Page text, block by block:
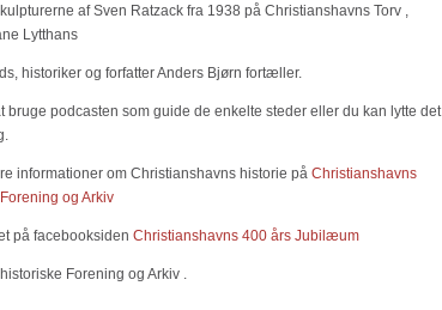
af Sven Ratzack fra 1938 på Christianshavns Torv ,
Lytthans
historiker og forfatter Anders Bjørn fortæller.
bruge podcasten som guide de enkelte steder eller du kan lytte det
informationer om Christianshavns historie på Christianshavns
og Arkiv
på facebooksiden Christianshavns 400 års Jubilæum
Forening og Arkiv .